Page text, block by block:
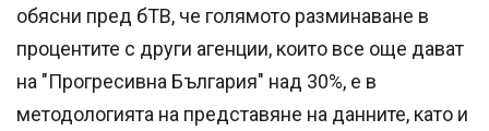
обясни пред бТВ, че голямото разминаване в
процентите с други агенции, които все още дават
на "Прогресивна България" над 30%, е в
методологията на представяне на данните, като и